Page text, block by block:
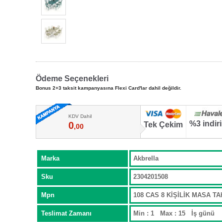
Ödeme Seçenekleri
Bonus 2+3 taksit kampanyasına Flexi Card'lar dahil değildir.
KDV Dahil
0,00 Tek Çekim %3
Marka Akbrella
Sku 2304201508
Mpn 108 CAS 8 KİŞİLİK MASA
Teslimat Zamanı Min : 1 Max : 15 İş günü